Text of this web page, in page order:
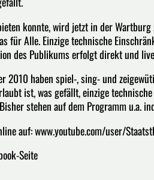
konnte, wird jetzt in der
für Alle. Einzige technische
des Publikums erfolgt direkt und
2010 haben spiel-, sing- und
ist, was gefällt, einzige
stehen auf dem Programm u.a.
auf: www.youtube.com/user/
Seite